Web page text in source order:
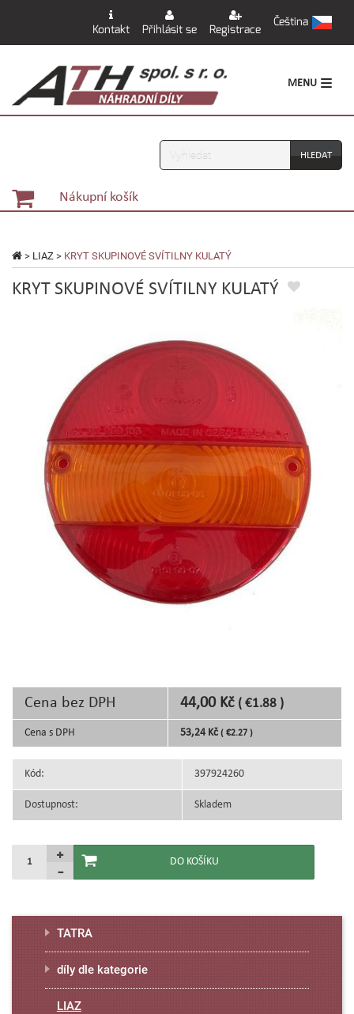
Kontakt Přihlásit se Registrace
Čeština
MENU
Vyhledávání
Nákupní košík
> LIAZ > KRYT SKUPINOVÉ SVÍTILNY KULATÝ
KRYT SKUPINOVÉ SVÍTILNY KULATÝ
Cena bez DPH 44,00 Kč ( €1.88 )
Cena s DPH 53,24 Kč ( €2.27 )
Kód: 397924260
Dostupnost: Skladem
TATRA
díly dle kategorie
LIAZ